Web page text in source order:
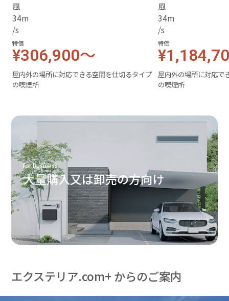
特価
¥306,900～
屋内外の場所に対応できる空間を仕切るタイプ
の喫煙所
特価
屋内外の場所に対応で
の喫煙所
for business
大量購入又は卸売の方向け
エクステリア.com+ からのご案内